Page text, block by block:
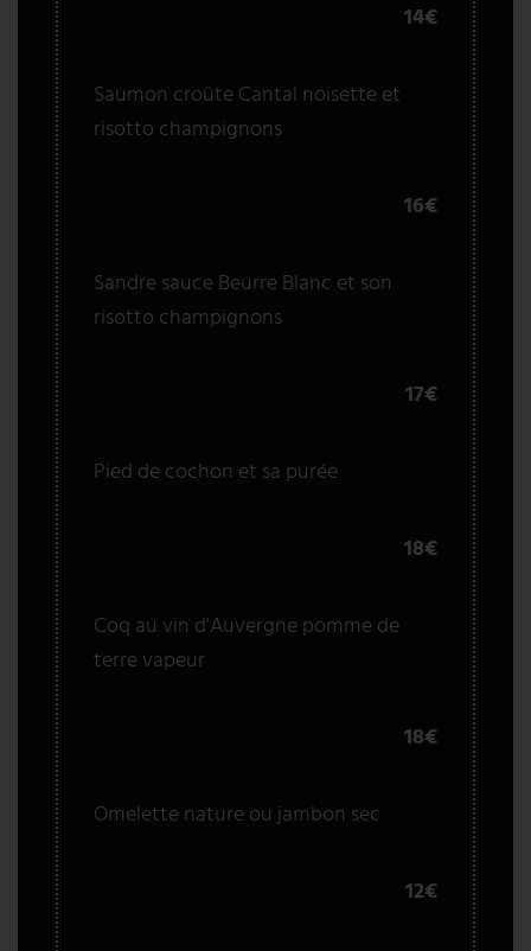
14€
Saumon croûte Cantal noisette et
risotto champignons
16€
Sandre sauce Beurre Blanc et son
risotto champignons
17€
Pied de cochon et sa purée
18€
Coq au vin d'Auvergne pomme de
terre vapeur
18€
Omelette nature ou jambon sec
12€